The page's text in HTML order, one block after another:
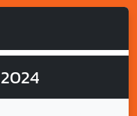
2024